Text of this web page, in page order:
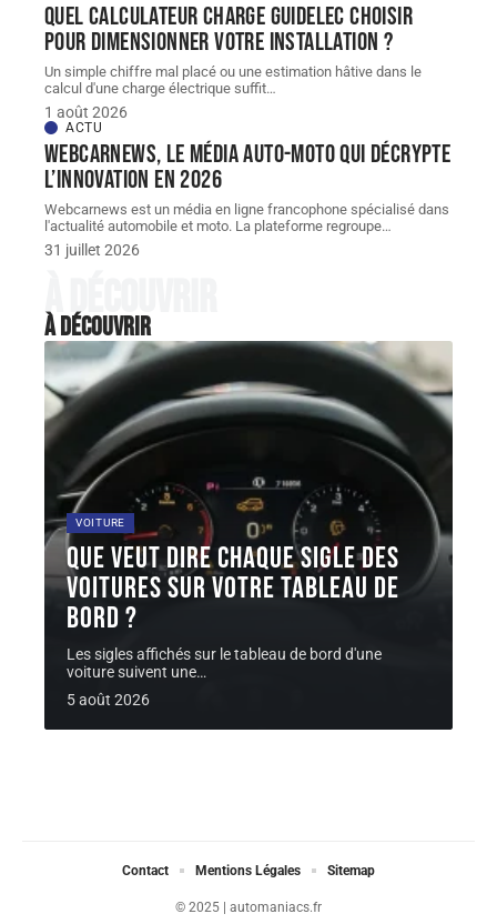
Quel Calculateur charge guidelec choisir
pour dimensionner votre installation ?
Un simple chiffre mal placé ou une estimation hâtive dans le
calcul d'une charge électrique suffit…
1 août 2026
ACTU
Webcarnews, le média auto-moto qui décrypte
l’innovation en 2026
Webcarnews est un média en ligne francophone spécialisé dans
l'actualité automobile et moto. La plateforme regroupe…
31 juillet 2026
À découvrir
À découvrir
VOITURE
Que veut dire chaque sigle des
voitures sur votre tableau de
bord ?
Les sigles affichés sur le tableau de bord d'une
voiture suivent une…
5 août 2026
© 2025 | automaniacs.fr
Contact Mentions Légales Sitemap